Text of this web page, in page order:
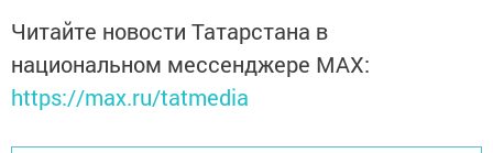
Читайте новости Татарстана в
национальном мессенджере MАХ:
https://max.ru/tatmedia